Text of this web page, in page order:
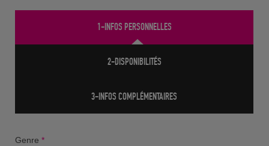
1-INFOS PERSONNELLES
2-DISPONIBILITÉS
3-INFOS COMPLÉMENTAIRES
Genre *